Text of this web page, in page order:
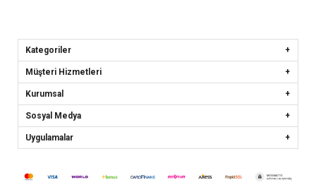
Kategoriler
Müşteri Hizmetleri
Kurumsal
Sosyal Medya
Uygulamalar